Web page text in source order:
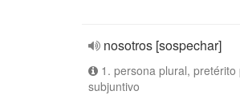
nosotros [sospechar]
1. persona plural,
subjuntivo